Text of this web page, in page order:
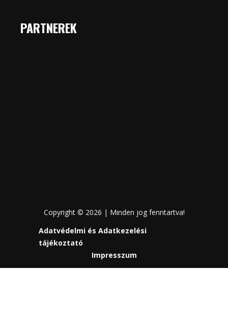
PARTNEREK
Copyright © 2026 | Minden jog fenntartva!
Adatvédelmi és Adatkezelési
tájékoztató
Impresszum